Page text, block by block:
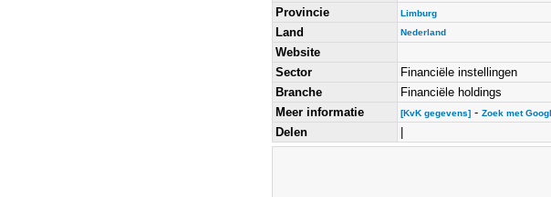
Provincie Limburg
Land Nederland
Website
Sector
Financiële instellingen
Branche
Financiële holdings
Meer informatie
[KvK gegevens]- Zoek met
Delen